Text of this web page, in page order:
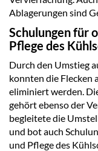
Ablagerungen sind
Schulungen für
Pflege des
Durch den Umstieg
konnten die
eliminiert werden.
gehört ebenso der
begleitete die
und bot auch
und Pflege des